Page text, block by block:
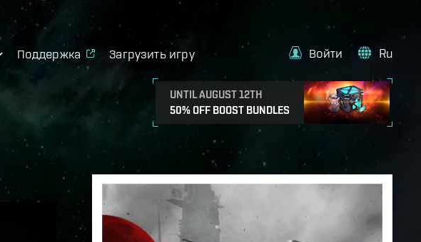
Поддержка Загрузить игру
UNTIL AUGUST 12TH
50% OFF BOOST BUNDLES
Войти Ru